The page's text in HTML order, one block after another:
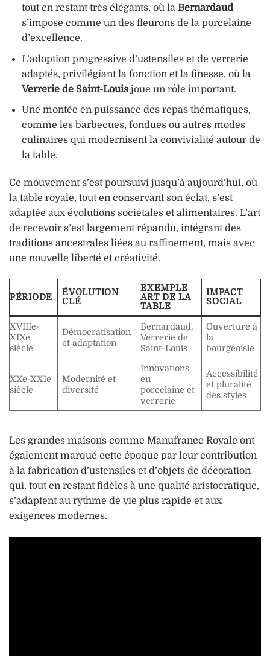
tout en restant très élégants, où la Bernardaud
s’impose comme un des fleurons de la porcelaine
d’excellence.
L’adoption progressive d’ustensiles et de verrerie
adaptés, privilégiant la fonction et la finesse, où la
Verrerie de Saint-Louisjoue un rôle important.
Une montée en puissance des repas thématiques,
comme les barbecues, fondues ou autres modes
culinaires qui modernisent la convivialité autour de
la table.
Ce mouvement s’est poursuivi jusqu’à aujourd’hui, où
la table royale, tout en conservant son éclat, s’est
adaptée aux évolutions sociétales et alimentaires. L’art
de recevoir s’est largement répandu, intégrant des
traditions ancestrales liées au raffinement, mais avec
une nouvelle liberté et créativité.
PÉRIODE
ÉVOLUTION
CLÉ
EXEMPLE
ART DE LA
TABLE
IMPACT
SOCIAL
XVIIIe-
XIXe
siècle
Démocratisation
et adaptation
Bernardaud,
Verrerie de
Saint-Louis
Ouverture à
la
bourgeoisie
XXe-XXIe
siècle
Modernité et
diversité
Innovations
en
porcelaine et
verrerie
Accessibilité
et pluralité
des styles
Les grandes maisons comme Manufrance Royale ont
également marqué cette époque par leur contribution
à la fabrication d’ustensiles et d’objets de décoration
qui, tout en restant fidèles à une qualité aristocratique,
s’adaptent au rythme de vie plus rapide et aux
exigences modernes.